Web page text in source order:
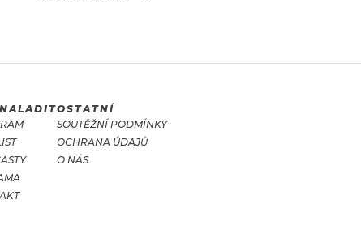
OSTATNÍ
SOUTĚŽNÍ PODMÍNKY
OCHRANA ÚDAJŮ
O NÁS